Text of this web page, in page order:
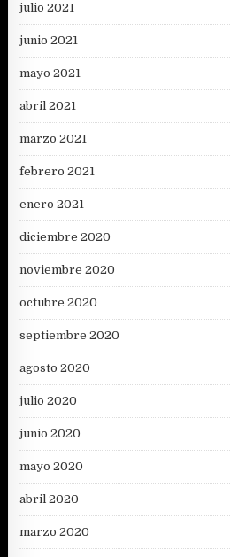
julio 2021
junio 2021
mayo 2021
abril 2021
marzo 2021
febrero 2021
enero 2021
diciembre 2020
noviembre 2020
octubre 2020
septiembre 2020
agosto 2020
julio 2020
junio 2020
mayo 2020
abril 2020
marzo 2020